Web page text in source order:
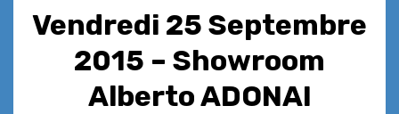
Vendredi 25 Septembre
2015 – Showroom
Alberto ADONAI